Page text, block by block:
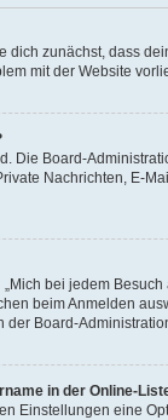
dich zunächst, dass
mit der Website
Die Board-
Nachrichten, E-
bei jedem
beim Anmelden
der Board-
in der Online-
Einstellungen eine